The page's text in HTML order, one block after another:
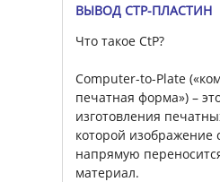
ВЫВОД CTP-ПЛАСТИН
Что такое CtP?
Computer-to-Plate
печатная форма») –
изготовления
которой изображение
напрямую
материал.